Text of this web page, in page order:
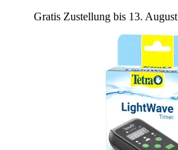
Gratis Zustellung bis 13. August